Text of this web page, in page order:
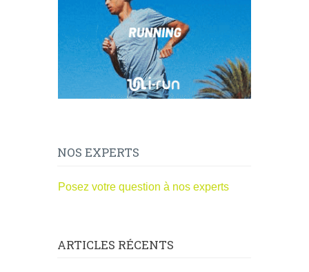
NOS EXPERTS
Posez votre question à nos experts
ARTICLES RÉCENTS